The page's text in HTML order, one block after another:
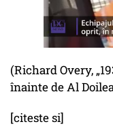
(Richard Overy,
înainte de Al
[citeste si]